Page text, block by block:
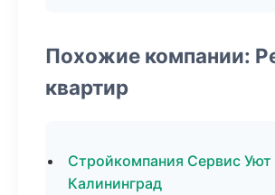
Похожие компании:
квартир
Стройкомпания Сервис
Калининград